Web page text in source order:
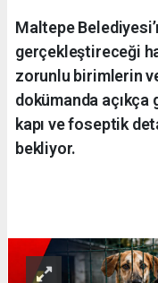
Maltepe
gerçekleştireceği
zorunlu birimlerin
dokümanda
kapı ve foseptik
bekliyor.